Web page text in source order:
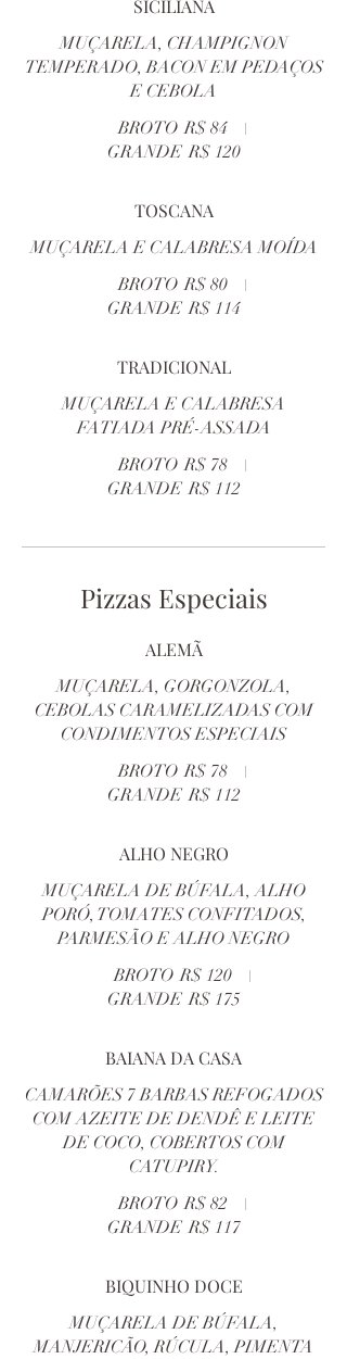
SICILIANA
MUÇARELA, CHAMPIGNON
TEMPERADO, BACON EM PEDAÇOS
E CEBOLA
BROTO R$ 84
GRANDE R$ 120
TOSCANA
MUÇARELA E CALABRESA MOÍDA
BROTO R$ 80
GRANDE R$ 114
TRADICIONAL
MUÇARELA E CALABRESA
FATIADA PRÉ-ASSADA
BROTO R$ 78
GRANDE R$ 112
Pizzas Especiais
ALEMÃ
MUÇARELA, GORGONZOLA,
CEBOLAS CARAMELIZADAS COM
CONDIMENTOS ESPECIAIS
BROTO R$ 78
GRANDE R$ 112
ALHO NEGRO
MUÇARELA DE BÚFALA, ALHO
PORÓ, TOMATES CONFITADOS,
PARMESÃO E ALHO NEGRO
BROTO R$ 120
GRANDE R$ 175
BAIANA DA CASA
CAMARÕES 7 BARBAS REFOGADOS
COM AZEITE DE DENDÊ E LEITE
DE COCO, COBERTOS COM
CATUPIRY.
BROTO R$ 82
GRANDE R$ 117
BIQUINHO DOCE
MUÇARELA DE BÚFALA,
MANJERICÃO, RÚCULA, PIMENTA